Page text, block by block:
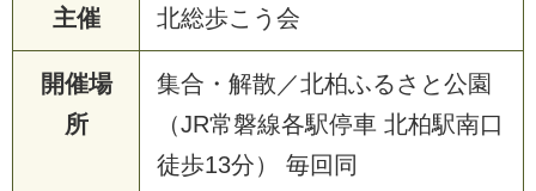
主催 北総歩こう会
開催場
所
集合・解散／北柏ふるさと公園
（JR常磐線各駅停車 北柏駅南口
徒歩13分） 毎回同